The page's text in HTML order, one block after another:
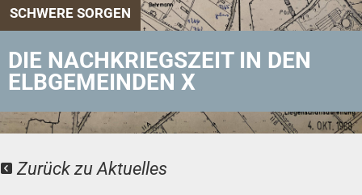
SCHWERE SORGEN
DIE NACHKRIEGSZEIT IN DEN
ELBGEMEINDEN X
Zurück zu Aktuelles